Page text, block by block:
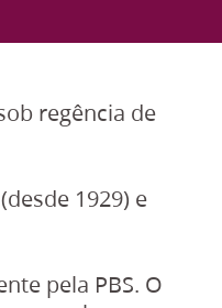
regência de
1929) e
pela PBS. O